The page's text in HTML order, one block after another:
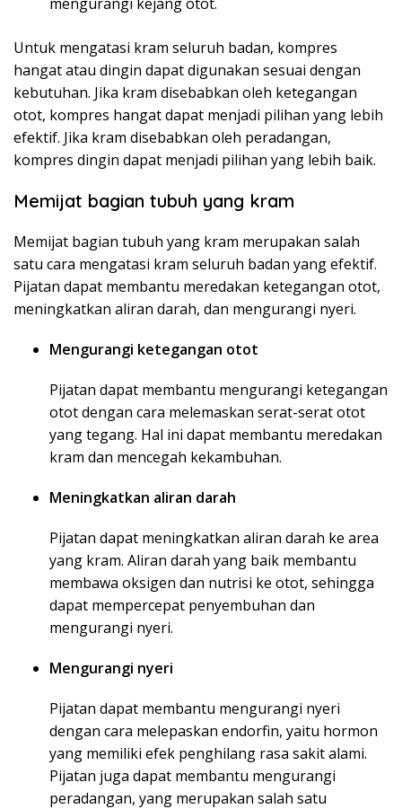
Untuk mengatasi kram seluruh badan, kompres
hangat atau dingin dapat digunakan sesuai dengan
kebutuhan. Jika kram disebabkan oleh ketegangan
otot, kompres hangat dapat menjadi pilihan yang lebih
efektif. Jika kram disebabkan oleh peradangan,
kompres dingin dapat menjadi pilihan yang lebih baik.
Memijat bagian tubuh yang kram
Memijat bagian tubuh yang kram merupakan salah
satu cara mengatasi kram seluruh badan yang efektif.
Pijatan dapat membantu meredakan ketegangan otot,
meningkatkan aliran darah, dan mengurangi nyeri.
Mengurangi ketegangan otot
Pijatan dapat membantu mengurangi ketegangan
otot dengan cara melemaskan serat-serat otot
yang tegang. Hal ini dapat membantu meredakan
kram dan mencegah kekambuhan.
Meningkatkan aliran darah
Pijatan dapat meningkatkan aliran darah ke area
yang kram. Aliran darah yang baik membantu
membawa oksigen dan nutrisi ke otot, sehingga
dapat mempercepat penyembuhan dan
mengurangi nyeri.
Mengurangi nyeri
Pijatan dapat membantu mengurangi nyeri
dengan cara melepaskan endorfin, yaitu hormon
yang memiliki efek penghilang rasa sakit alami.
Pijatan juga dapat membantu mengurangi
peradangan, yang merupakan salah satu